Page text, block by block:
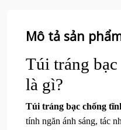
Mô tả sản
Túi tráng
là gì?
Túi tráng bạc chống
tính ngăn ánh sáng, tác